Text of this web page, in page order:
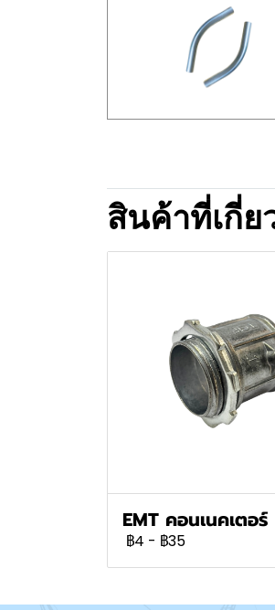
สินค้าที่เกี่ย
EMT คอนเนคเตอร์
฿4 - ฿35